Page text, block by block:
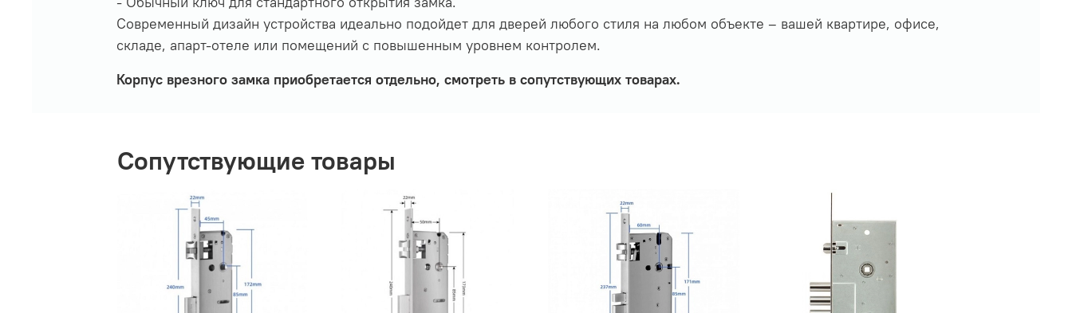
Современный дизайн устройства идеально подойдет для дверей любого стиля на любом объекте – вашей квартире, офисе,
складе, апарт-отеле или помещений с повышенным уровнем контролем.
Корпус врезного замка приобретается отдельно, смотреть в сопутствующих товарах.
Сопутствующие товары